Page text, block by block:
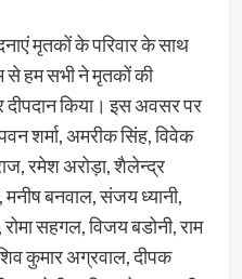
मृतकों के परिवार के साथ
से हम सभी ने मृतकों की
दीपदान किया। इस अवसर पर
शर्मा, अमरीक सिंह, विवेक
रमेश अरोड़ा, शैलेन्द्र
मनीष बनवाल, संजय ध्यानी,
सहगल, विजय बडोनी, राम
कुमार अग्रवाल, दीपक